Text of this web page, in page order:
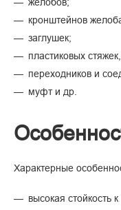
кронштейнов
заглушек;
пластиковых
переходников и
муфт и др.
Характерные
высокая стойкость